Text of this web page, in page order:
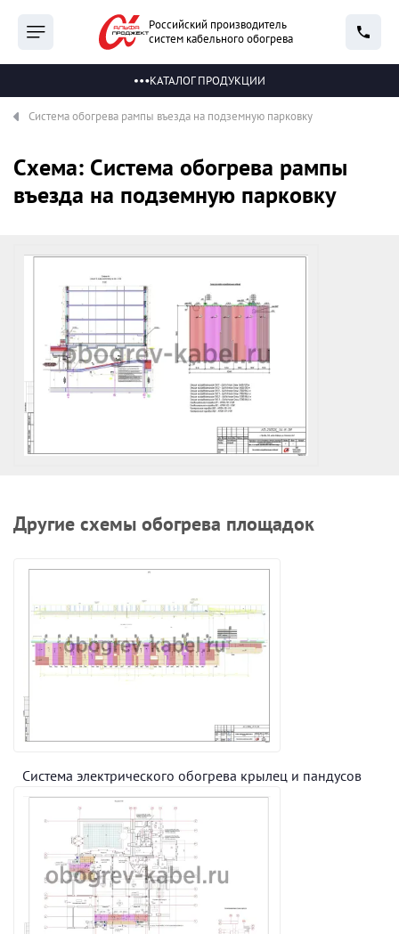
Российский производитель
систем кабельного обогрева
КАТАЛОГ ПРОДУКЦИИ
Система обогрева рампы въезда на подземную парковку
Схема: Система обогрева рампы
въезда на подземную парковку
Другие схемы обогрева площадок
Система электрического обогрева крылец и пандусов